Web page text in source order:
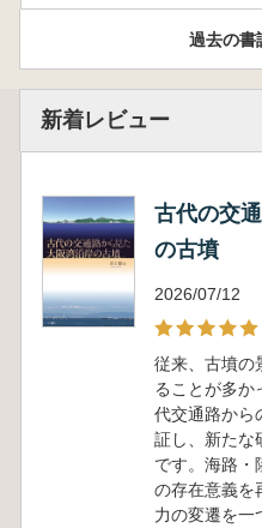
過去の書
新着レビュー
古代の交
の古墳
2026/07/12
従来、古墳の
ることが多か
代交通路から
証し、新たな
です。海路・
の存在意義を
力の変遷を一